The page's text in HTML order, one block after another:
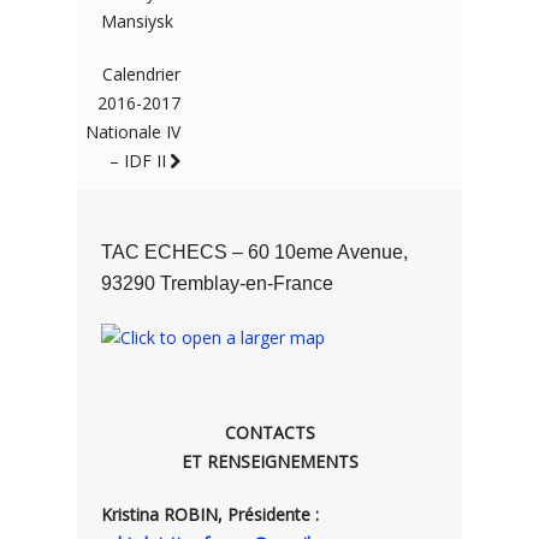
Mansiysk
Calendrier
2016-2017
Nationale IV
– IDF II
TAC ECHECS – 60 10eme Avenue,
93290 Tremblay-en-France
CONTACTS
ET RENSEIGNEMENTS
Kristina ROBIN, Présidente :